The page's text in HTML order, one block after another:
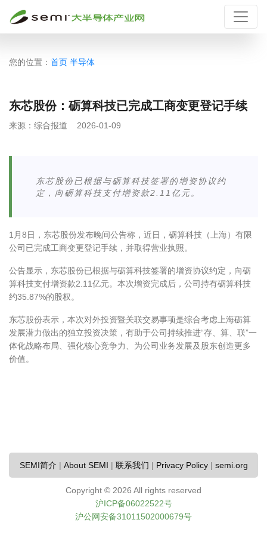
您的位置： 首页 半导体
东芯股份：砺算科技已完成工商变更登记手续
来源： 综合报道 2026-01-09
东芯股份已根据与砺算科技签署的增资协议约
定，向砺算科技支付增资款2.11亿元。
1月8日，东芯股份发布晚间公告称，近日，砺算科技（上海）有限
公司已完成工商变更登记手续，并取得营业执照。
公告显示，东芯股份已根据与砺算科技签署的增资协议约定，向砺
算科技支付增资款2.11亿元。本次增资完成后，公司持有砺算科技
约35.87%的股权。
东芯股份表示，本次对外投资暨关联交易事项是综合考虑上海砺算
发展潜力做出的独立投资决策，有助于公司持续推进“存、算、联”一
体化战略布局、强化核心竞争力、为公司业务发展及股东创造更多
价值。
SEMI简介 | About SEMI | 联系我们 | Privacy Policy| semi.org
Copyright © 2026 All rights reserved
沪ICP备06022522号
沪公网安备31011502000679号